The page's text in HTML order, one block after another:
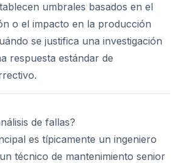
umbrales basados en el
o el impacto en la producción
se justifica una investigación
respuesta estándar de
de fallas?
es típicamente un ingeniero
técnico de mantenimiento senior